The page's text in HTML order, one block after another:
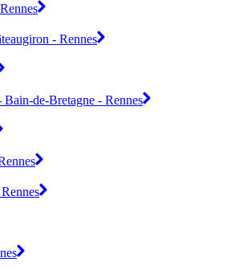
- Rennes
de-Bretagne - Rennes